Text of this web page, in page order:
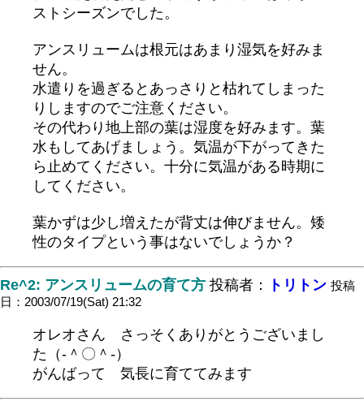
ストシーズンでした。
アンスリュームは根元はあまり湿気を好みま
せん。
水遣りを過ぎるとあっさりと枯れてしまった
りしますのでご注意ください。
その代わり地上部の葉は湿度を好みます。葉
水もしてあげましょう。気温が下がってきた
ら止めてください。十分に気温がある時期に
してください。
葉かずは少し増えたが背丈は伸びません。矮
性のタイプという事はないでしょうか？
Re^2: アンスリュームの育て方 投稿者： トリトン 投稿
日：2003/07/19(Sat) 21:32
オレオさん さっそくありがとうございまし
た（-＾〇＾-）
がんばって 気長に育ててみます